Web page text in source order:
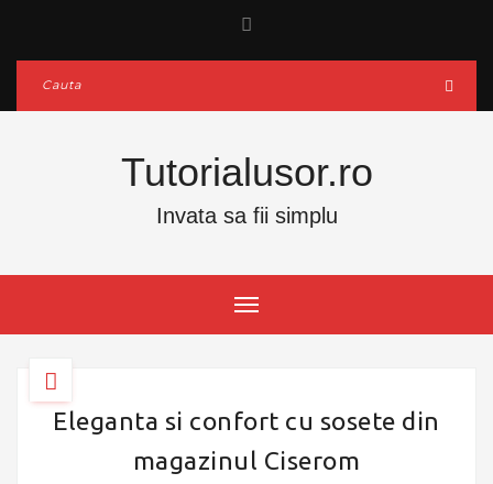
Tutorialusor.ro
Invata sa fii simplu
Eleganta si confort cu sosete din
magazinul Ciserom